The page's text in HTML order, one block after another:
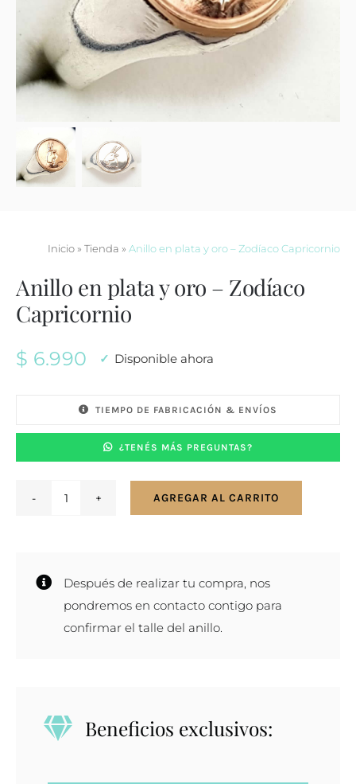
Contacto
Inicio» Tienda » Anillo en plata y oro – Zodíaco Capricornio
Anillo en plata y oro – Zodíaco
Capricornio
$ 6.990 Disponible ahora
TIEMPO DE FABRICACIÓN & ENVÍOS
¿TENÉS MÁS PREGUNTAS?
Anillo
AGREGAR AL CARRITO
Después de realizar tu compra, nos
pondremos en contacto contigo para
confirmar el talle del anillo.
Beneficios exclusivos: